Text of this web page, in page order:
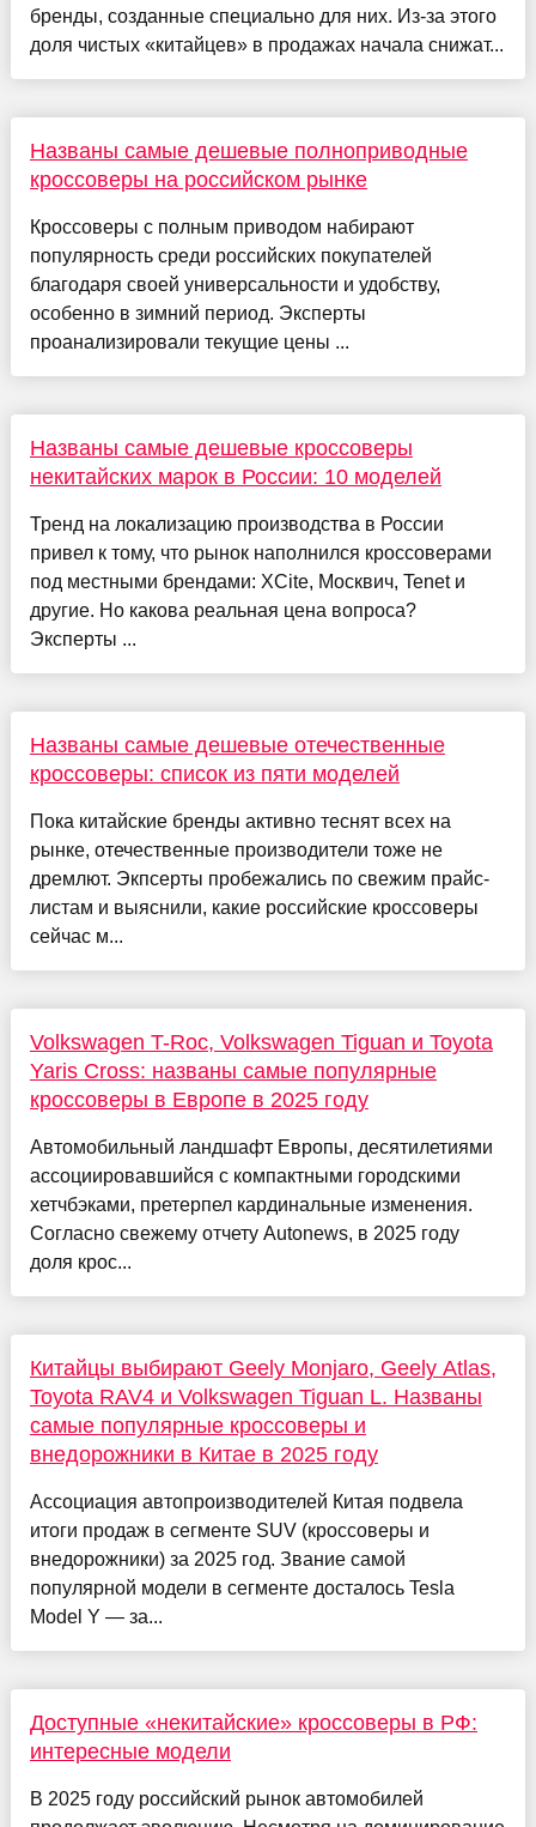
бренды, созданные специально для них. Из-за этого
доля чистых «китайцев» в продажах начала снижат...
Названы самые дешевые полноприводные
кроссоверы на российском рынке
Кроссоверы с полным приводом набирают
популярность среди российских покупателей
благодаря своей универсальности и удобству,
особенно в зимний период. Эксперты
проанализировали текущие цены ...
Названы самые дешевые кроссоверы
некитайских марок в России: 10 моделей
Тренд на локализацию производства в России
привел к тому, что рынок наполнился кроссоверами
под местными брендами: XCite, Москвич, Tenet и
другие. Но какова реальная цена вопроса?
Эксперты ...
Названы самые дешевые отечественные
кроссоверы: список из пяти моделей
Пока китайские бренды активно теснят всех на
рынке, отечественные производители тоже не
дремлют. Экпсерты пробежались по свежим прайс-
листам и выяснили, какие российские кроссоверы
сейчас м...
Volkswagen T-Roc, Volkswagen Tiguan и Toyota
Yaris Cross: названы самые популярные
кроссоверы в Европе в 2025 году
Автомобильный ландшафт Европы, десятилетиями
ассоциировавшийся с компактными городскими
хетчбэками, претерпел кардинальные изменения.
Согласно свежему отчету Autonews, в 2025 году
доля крос...
Китайцы выбирают Geely Monjaro, Geely Atlas,
Toyota RAV4 и Volkswagen Tiguan L. Названы
самые популярные кроссоверы и
внедорожники в Китае в 2025 году
Ассоциация автопроизводителей Китая подвела
итоги продаж в сегменте SUV (кроссоверы и
внедорожники) за 2025 год. Звание самой
популярной модели в сегменте досталось Tesla
Model Y — за...
Доступные «некитайские» кроссоверы в РФ:
интересные модели
В 2025 году российский рынок автомобилей